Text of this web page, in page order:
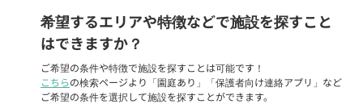
希望するエリアや特徴などで施設を探すこと
はできますか？
ご希望の条件や特徴で施設を探すことは可能です！
こちらの検索ページより「園庭あり」「保護者向け連絡アプリ」など
ご希望の条件を選択して施設を探すことができます。